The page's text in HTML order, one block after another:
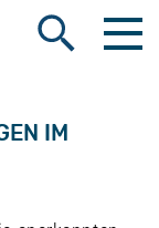
Suche öffnen
IM